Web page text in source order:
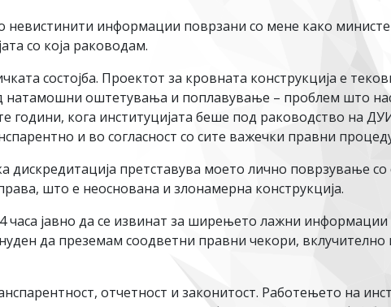
информации поврзани со мене како
со која раководам.
состојба. Проектот за кровната конструкција е
натамошни оштетувања и поплавување – проблем што
години, кога институцијата беше под раководство на
и во согласност со сите важечки правни
претставува моето лично поврзување со
што е неоснована и злонамерна конструкција.
часа јавно да се извинат за ширењето лажни информации
да преземам соодветни правни чекори, вклучително
отчетност и законитост. Работењето на